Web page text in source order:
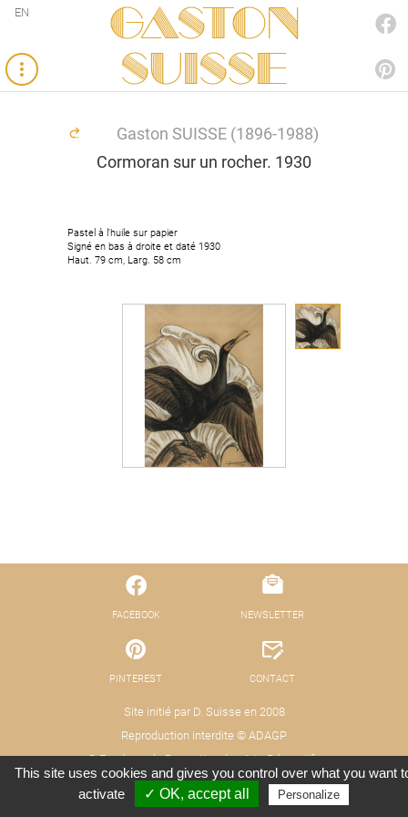
Gaston
SUISSE
EN
Gaston SUISSE (1896-1988)
Cormoran sur un rocher. 1930
Pastel à l'huile sur papier
Signé en bas à droite et daté 1930
Haut. 79 cm, Larg. 58 cm
Pastel à l'huile sur papier
Signé en bas à droite et daté 1930
Haut. 79 cm, Larg. 58 cm
FACEBOOK
PINTEREST
Site initié par D. Suisse en 2008
Reproduction interdite © ADAGP
© Fond pour la Promotion des Arts Décoratifs
NEWSLETTER
CONTACT
Mentions légales - Protection des données Crédits : Xooloop Studio
This site uses cookies and gives you control over what you want
activate
✓ OK, accept all Personalize